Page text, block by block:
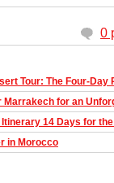
0
Tour: The Four-Day
for an
14 Days for
in Morocco